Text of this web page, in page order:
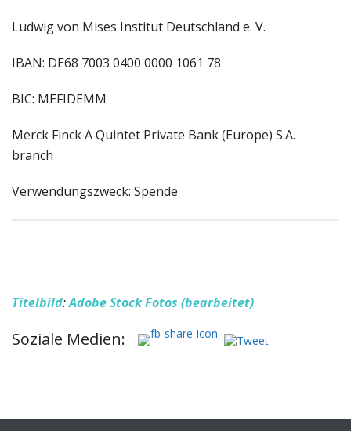
Ludwig von Mises Institut Deutschland e. V.
IBAN: DE68 7003 0400 0000 1061 78
BIC: MEFIDEMM
Merck Finck A Quintet Private Bank (Europe) S.A.
branch
Verwendungszweck: Spende
Titelbild:Adobe Stock Fotos (bearbeitet)
Soziale Medien: